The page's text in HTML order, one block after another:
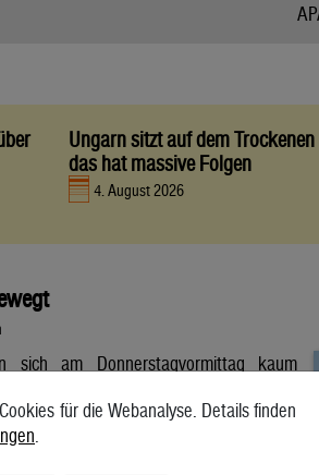
Ungarn sitzt auf dem Trockenen
das hat massive Folgen
4. August 2026
sich am Donnerstagvormittag kaum
mit Lieferung Oktober kostete am
und damit 0,4 Prozent mehr als am
für die Webanalyse. Details finden
.